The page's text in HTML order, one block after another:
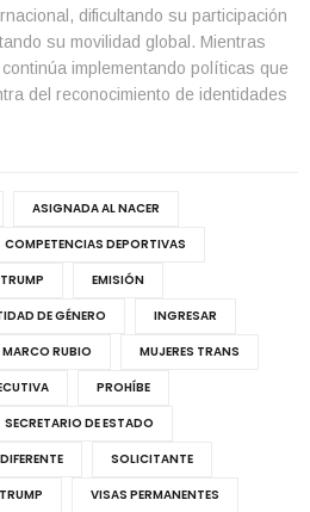
dificultando su participación
su movilidad global. Mientras
implementando políticas que
del reconocimiento de identidades
ASIGNADA AL NACER
COMPETENCIAS DEPORTIVAS
EMISIÓN
DE GÉNERO
INGRESAR
MARCO RUBIO
MUJERES TRANS
PROHÍBE
SECRETARIO DE ESTADO
SOLICITANTE
TRUMP VISAS PERMANENTES